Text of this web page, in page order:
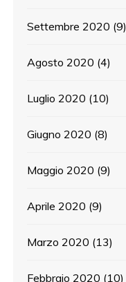
Settembre 2020 (9)
Agosto 2020 (4)
Luglio 2020 (10)
Giugno 2020 (8)
Maggio 2020 (9)
Aprile 2020 (9)
Marzo 2020 (13)
Febbraio 2020 (10)